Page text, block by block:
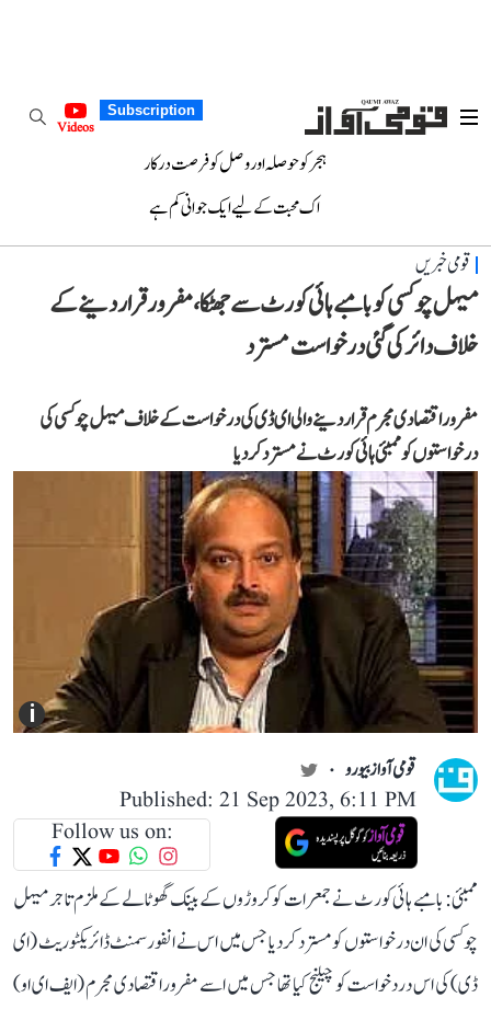
Subscription
Videos
ہجر کو حوصلہ اور وصل کو فرصت درکار
اک محبت کے لیے ایک جوانی کم ہے
قومی خبریں
میہل چوکسی کو بامبے ہائی کورٹ سے جھٹکا، مفرور قرار دینے کے
خلاف دائر کی گئی درخواست مسترد
مفرور اقتصادی مجرم قرار دینے والی ای ڈی کی درخواست کے خلاف میہل چوکسی کی
درخواستوں کو ممبئی ہائی کورٹ نے مسترد کر دیا
i
قومی آواز بیورو
Published: 21 Sep 2023, 6:11 PM
Follow us on:
ممبئی: بامبے ہائی کورٹ نے جمعرات کو کروڑوں کے بینک گھوٹالے کے ملزم تاجر میہل
چوکسی کی ان درخواستوں کو مسترد کر دیا جس میں اس نے انفورسمنٹ ڈائریکٹوریٹ (ای
ڈی) کی اس دردخواست کو چیلنج کیا تھا جس میں اسے مفرور اقتصادی مجرم (ایف ای او)